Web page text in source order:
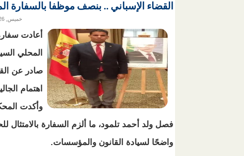
القضاء الإسباني .. بنصف موظفا بالسفارة
خميس, 28/05/2026 - 21:53
أعادت
المحلي
صادر عن
اهتمام
وأكدت
فصل ولد أحمد تلمود، ما ألزم السفارة بالامتثال
واضحًا لسيادة القانون والمؤسسات.